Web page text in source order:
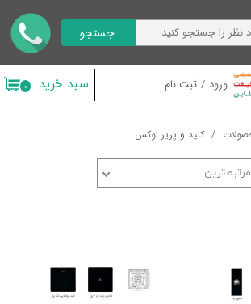
ورود / ثبت نام
جستجو
۰ سبد خرید
کلید و پریز لوکس
مرتبط‌ترین